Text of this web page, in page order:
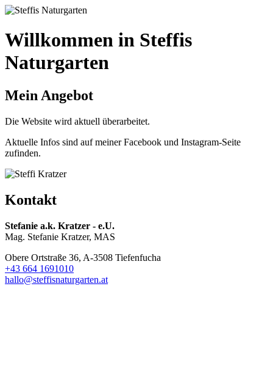
Willkommen in Steffis
Naturgarten
Mein Angebot
Die Website wird aktuell überarbeitet.
Aktuelle Infos sind auf meiner Facebook und Instagram-Seite
zufinden.
Kontakt
Stefanie a.k. Kratzer - e.U.
Mag. Stefanie Kratzer, MAS
Obere Ortstraße 36, A-3508 Tiefenfucha
+43 664 1691010
hallo@steffisnaturgarten.at